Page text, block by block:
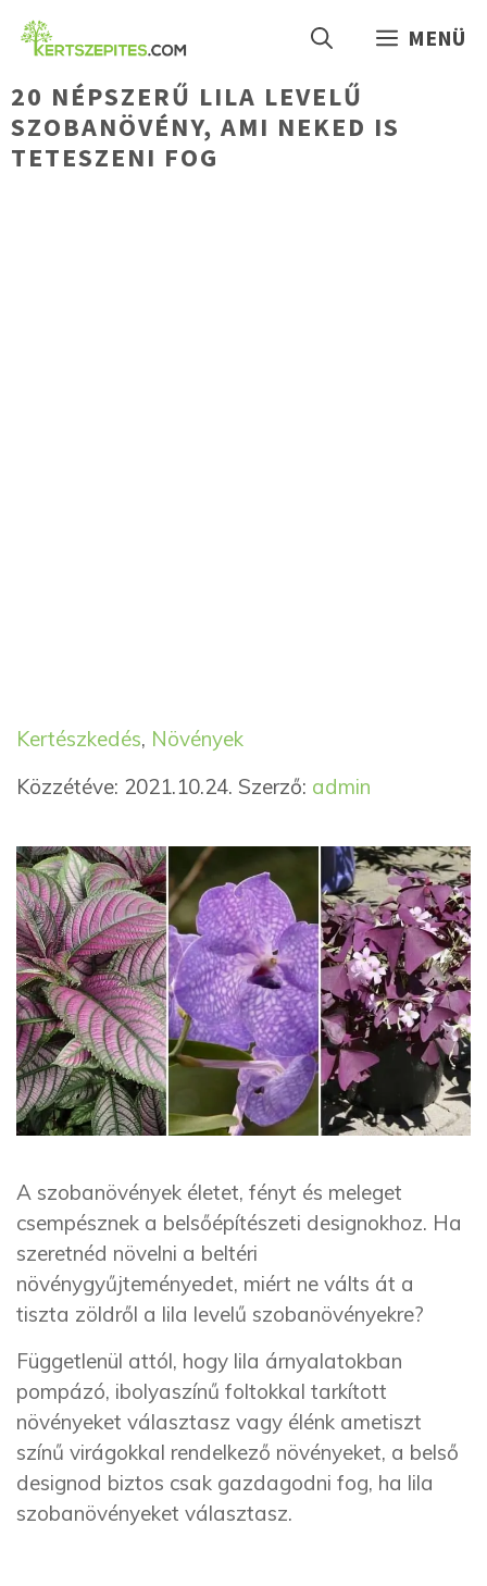
Kilépés
MENÜ
20 NÉPSZERŰ LILA LEVELŰ
SZOBANÖVÉNY, AMI NEKED IS
TETESZENI FOG
Kategória
Kertészkedés, NövényekCímkék
Közzétéve: 2021.10.24. Szerző: admin
A szobanövények életet, fényt és meleget
csempésznek a belsőépítészeti designokhoz. Ha
szeretnéd növelni a beltéri
növénygyűjteményedet, miért ne válts át a
tiszta zöldről a lila levelű szobanövényekre?
Függetlenül attól, hogy lila árnyalatokban
pompázó, ibolyaszínű foltokkal tarkított
növényeket választasz vagy élénk ametiszt
színű virágokkal rendelkező növényeket, a belső
designod biztos csak gazdagodni fog, ha lila
szobanövényeket választasz.